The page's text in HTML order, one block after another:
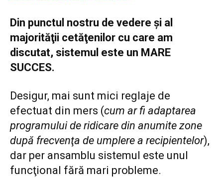
Din punctul nostru de vedere şi al
majorităţii cetăţenilor cu care am
discutat, sistemul este un MARE
SUCCES.
Desigur, mai sunt mici reglaje de
efectuat din mers (cum ar fi adaptarea
programului de ridicare din anumite zone
după frecvenţa de umplere a recipientelor),
dar per ansamblu sistemul este unul
funcţional fără mari probleme.